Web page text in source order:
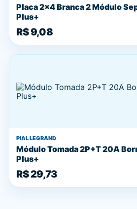
Placa 2x4 Branca 2 Módulo
Plus+
R$ 9,08
PIAL LEGRAND
Módulo Tomada 2P+T 20A
Plus+
R$ 29,73